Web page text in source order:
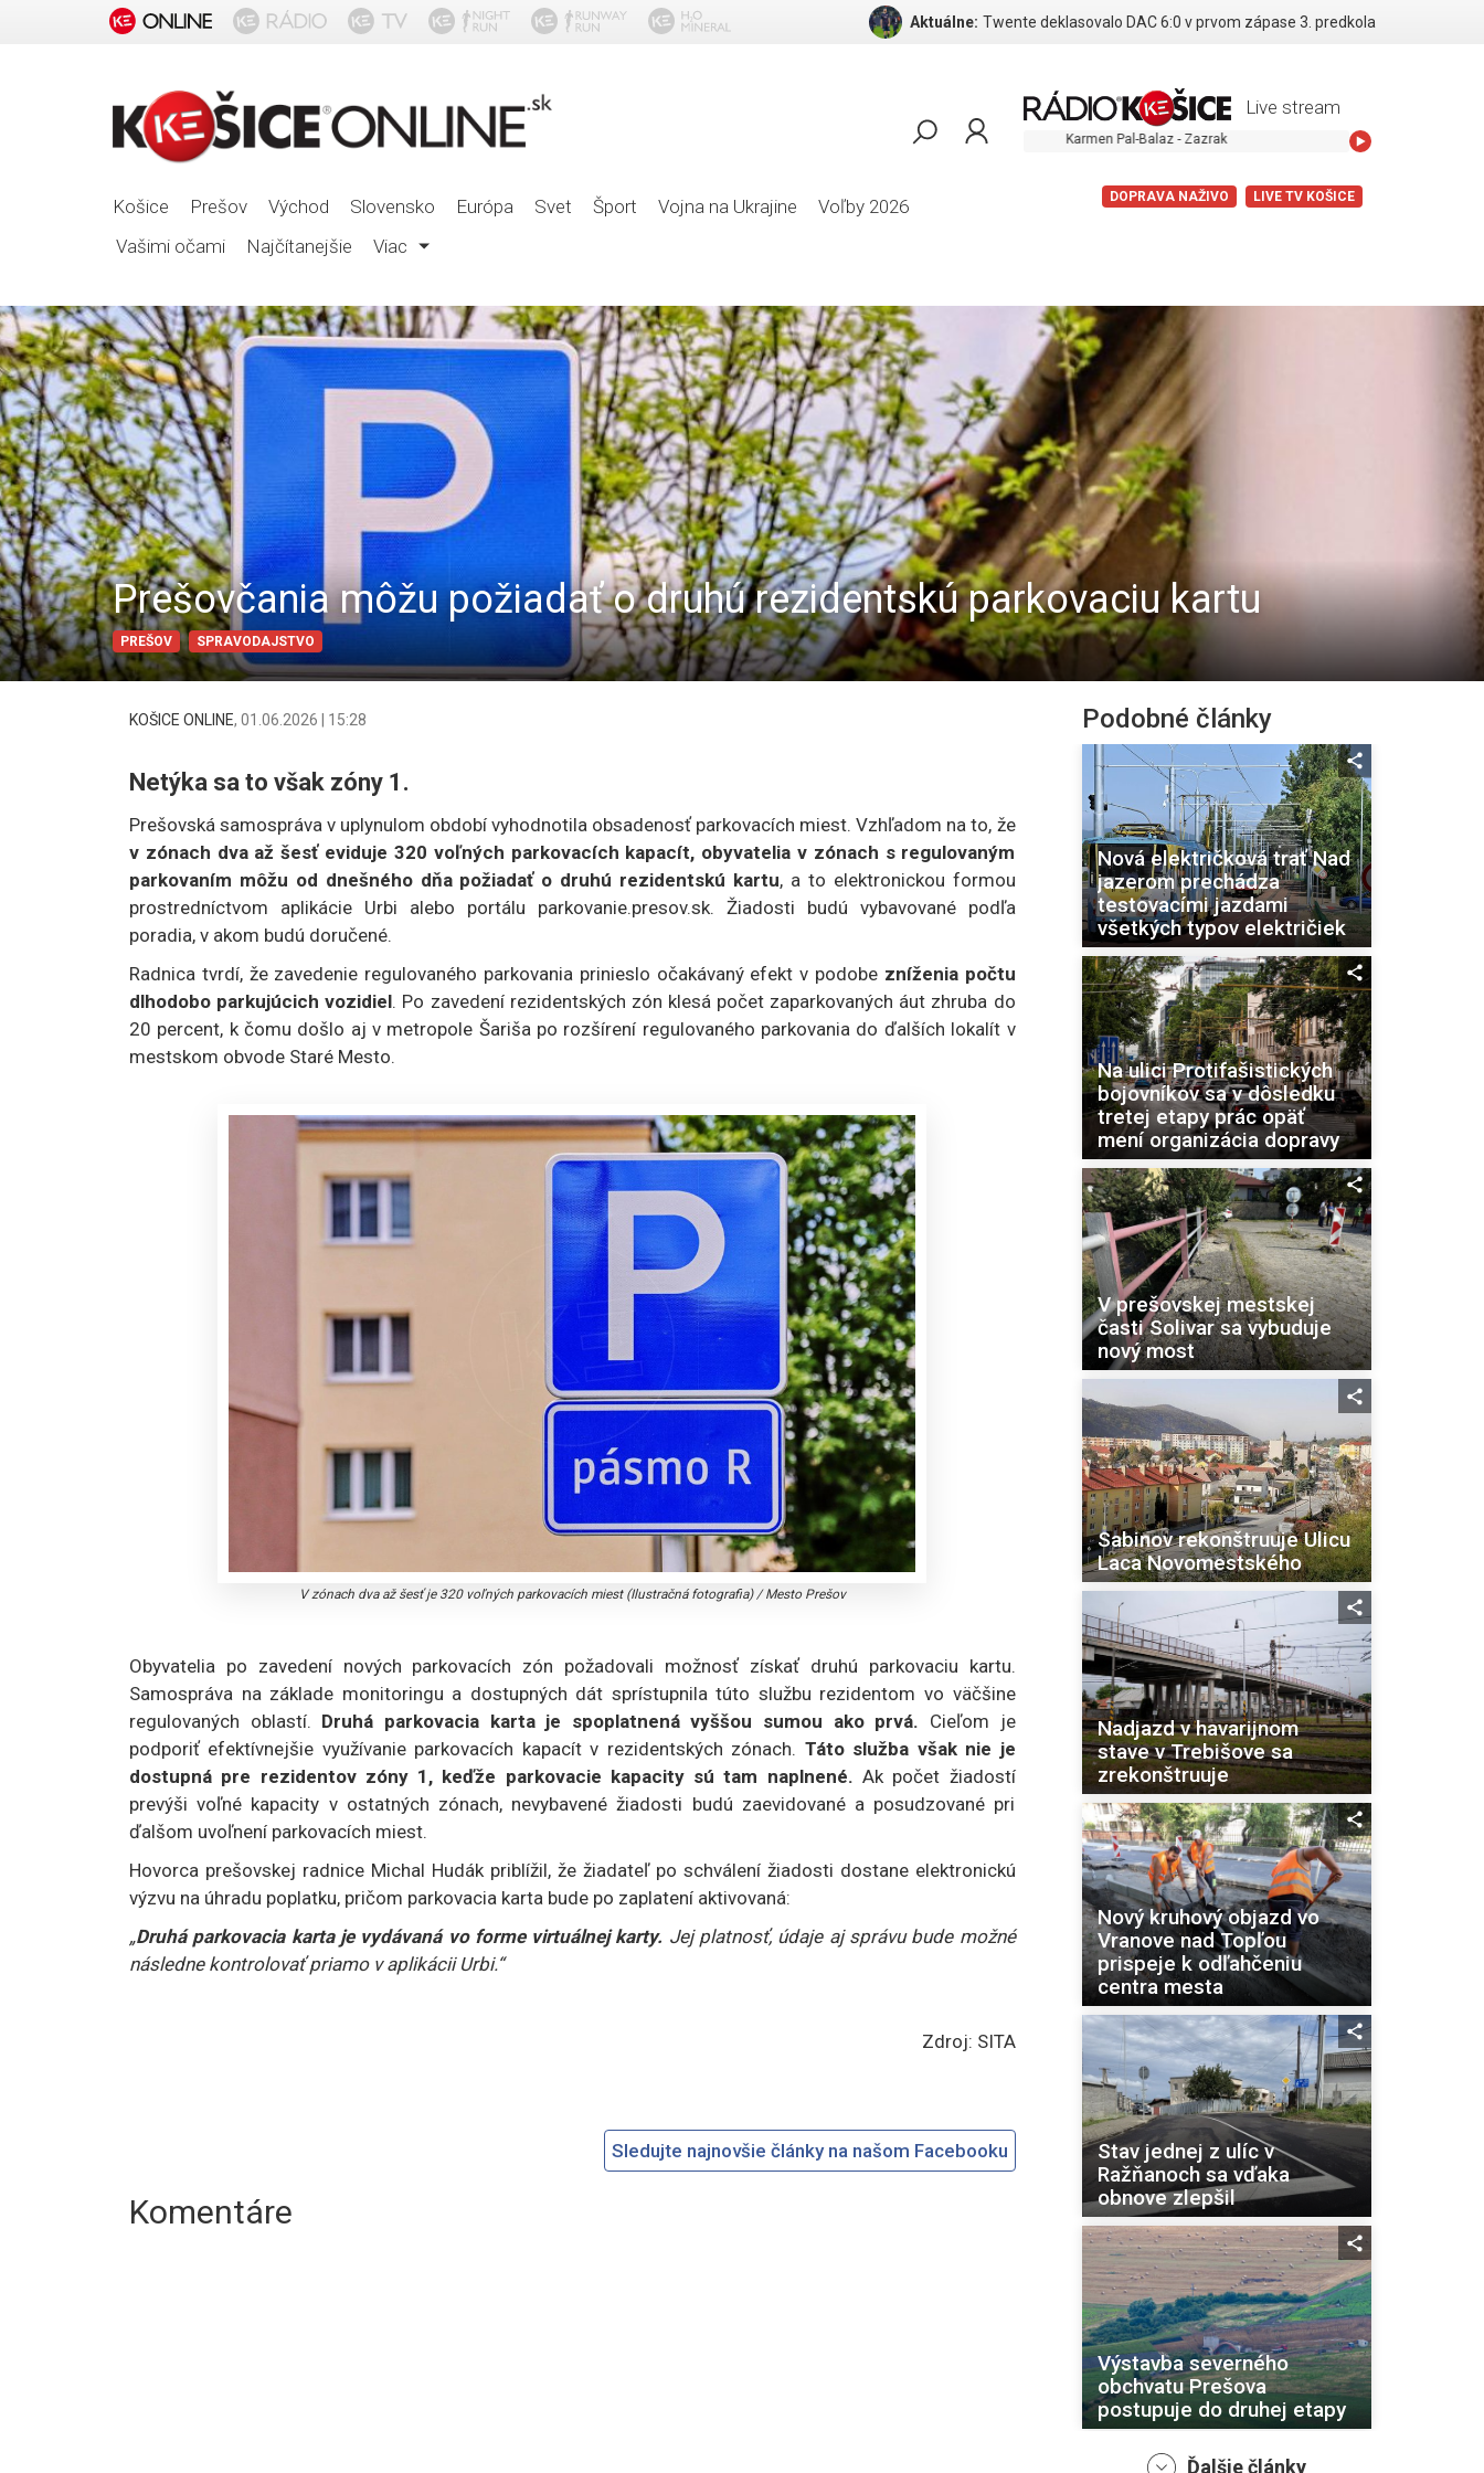
Aktuálne: Twente deklasovalo DAC 6:0 v prvom zápase 3. predkola
Košice Prešov Východ Slovensko Európa Svet Šport Vojna na Ukrajine
Voľby 2026
Vašimi očami
Najčítanejšie Viac
Live stream
Karmen Pal-Balaz - Zazrak
DOPRAVA NAŽIVO LIVE TV KOŠICE
Prešovčania môžu požiadať o druhú rezidentskú parkovaciu kartu
PREŠOV SPRAVODAJSTVO
KOŠICE ONLINE, 01.06.2026 | 15:28
Netýka sa to však zóny 1.
Prešovská samospráva v uplynulom období vyhodnotila obsadenosť parkovacích miest. Vzhľadom na to, že
v zónach dva až šesť eviduje 320 voľných parkovacích kapacít, obyvatelia v zónach s regulovaným
parkovaním môžu od dnešného dňa požiadať o druhú rezidentskú kartu, a to elektronickou formou
prostredníctvom aplikácie Urbi alebo portálu parkovanie.presov.sk. Žiadosti budú vybavované podľa
poradia, v akom budú doručené.
Radnica tvrdí, že zavedenie regulovaného parkovania prinieslo očakávaný efekt v podobe zníženia počtu
dlhodobo parkujúcich vozidiel. Po zavedení rezidentských zón klesá počet zaparkovaných áut zhruba do
20 percent, k čomu došlo aj v metropole Šariša po rozšírení regulovaného parkovania do ďalších lokalít v
mestskom obvode Staré Mesto.
V zónach dva až šesť je 320 voľných parkovacích miest (Ilustračná fotografia)/Mesto Prešov
Obyvatelia po zavedení nových parkovacích zón požadovali možnosť získať druhú parkovaciu kartu.
Samospráva na základe monitoringu a dostupných dát sprístupnila túto službu rezidentom vo väčšine
regulovaných oblastí. Druhá parkovacia karta je spoplatnená vyššou sumou ako prvá. Cieľom je
podporiť efektívnejšie využívanie parkovacích kapacít v rezidentských zónach. Táto služba však nie je
dostupná pre rezidentov zóny 1, keďže parkovacie kapacity sú tam naplnené. Ak počet žiadostí
prevýši voľné kapacity v ostatných zónach, nevybavené žiadosti budú zaevidované a posudzované pri
ďalšom uvoľnení parkovacích miest.
Hovorca prešovskej radnice Michal Hudák priblížil, že žiadateľ po schválení žiadosti dostane elektronickú
výzvu na úhradu poplatku, pričom parkovacia karta bude po zaplatení aktivovaná:
„Druhá parkovacia karta je vydávaná vo forme virtuálnej karty. Jej platnosť, údaje aj správu bude možné
následne kontrolovať priamo v aplikácii Urbi.“
Zdroj: SITA
Sledujte najnovšie články na našom Facebooku
Komentáre
Podobné články
Nová električková trať Nad
jazerom prechádza
testovacími jazdami
všetkých typov električiek
Na ulici Protifašistických
bojovníkov sa v dôsledku
tretej etapy prác opäť
mení organizácia dopravy
V prešovskej mestskej
časti Solivar sa vybuduje
nový most
Sabinov rekonštruuje Ulicu
Laca Novomestského
Nadjazd v havarijnom
stave v Trebišove sa
zrekonštruuje
Nový kruhový objazd vo
Vranove nad Topľou
prispeje k odľahčeniu
centra mesta
Stav jednej z ulíc v
Ražňanoch sa vďaka
obnove zlepšil
Výstavba severného
obchvatu Prešova
postupuje do druhej etapy
Ďalšie články